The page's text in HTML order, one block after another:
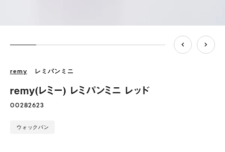
remy レミパンミニ
remy(レミー) レミパンミニ レッド
00282623
ウォックパン